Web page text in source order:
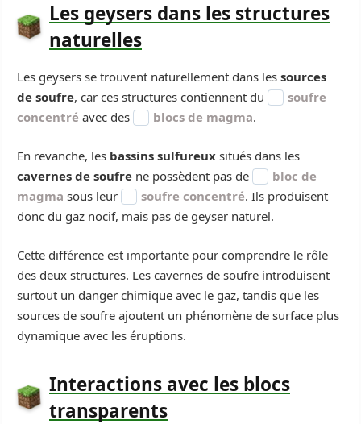
Les geysers dans les structures
naturelles
Les geysers se trouvent naturellement dans les sources
de soufre, car ces structures contiennent du
soufre
concentré avec des blocs de magma.
En revanche, les bassins sulfureux situés dans les
cavernes de soufre ne possèdent pas de
bloc de
magma sous leur soufre concentré. Ils produisent
donc du gaz nocif, mais pas de geyser naturel.
Cette différence est importante pour comprendre le rôle
des deux structures. Les cavernes de soufre introduisent
surtout un danger chimique avec le gaz, tandis que les
sources de soufre ajoutent un phénomène de surface plus
dynamique avec les éruptions.
Interactions avec les blocs
transparents